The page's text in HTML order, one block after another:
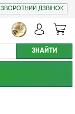
ЗВОРОТНИЙ ДЗВІНОК